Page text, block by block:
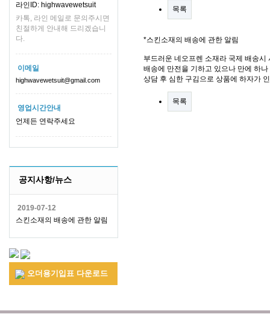
라인ID: highwavewetsuit
카톡, 라인 메일로 문의주시면
친절하게 안내해 드리겠습니
다.
이메일
highwavewetsuit@gmail.com
영업시간안내
언제든 연락주세요
공지사항/뉴스
2019-07-12
스킨소재의 배송에 관한 알림
오더용기입표 다운로드
목록
*스킨소재의 배송에 관한 알림
부드러운 네오프렌 소재라 국제 배송
배송에 만전을 기하고 있으나 만에 하
상담 후 심한 구김으로 상품에 하자가
목록